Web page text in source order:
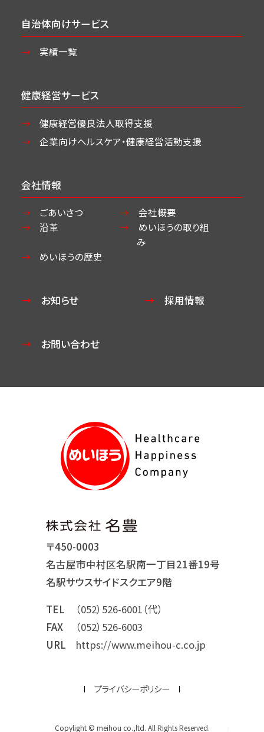
自治体向けサービス
実績一覧
健康経営サービス
健康経営優良法人取得支援
企業向けヘルスケア・健康経営活動支援
会社情報
ごあいさつ
会社概要
沿革
めいほうの取り組
み
めいほうの歴史
お知らせ 採用情報
お問い合わせ
〒450-0003
名古屋市中村区名駅南一丁目21番19号
名駅サウスサイドスクエア9階
TEL
（052）526-6001（代）
FAX
（052）526-6003
URL
https://www.meihou-c.co.jp
プライバシーポリシー
Copylight © meihou co.,ltd. All Rights Reserved.